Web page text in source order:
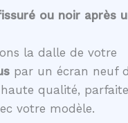
ou noir après
la dalle de votre
par un écran neuf
qualité,
votre modèle.